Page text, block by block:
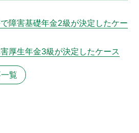
障害基礎年金2級が決定したケー
厚生年金3級が決定したケース
覧